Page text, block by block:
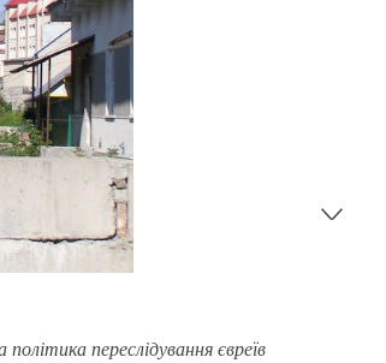
переслідування євреїв